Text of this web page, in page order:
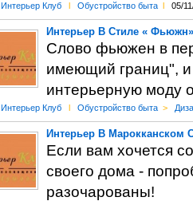
Интерьер Клуб l Обустройство быта l 05/
Интерьер В Стиле « Фьюжн»
Слово фьюжен в
имеющий границ",
интерьерную моду
Интерьер Клуб l Обустройство быта >
Интерьер В Марокканском
Если вам хочется
своего дома -
разочарованы!